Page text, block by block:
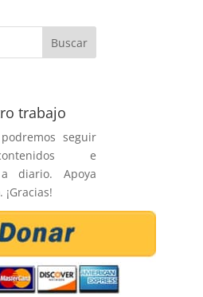
trabajo
seguir
e
diario. Apoya